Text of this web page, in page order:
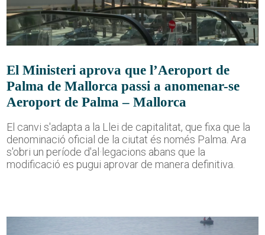
El Ministeri aprova que l’Aeroport de
Palma de Mallorca passi a anomenar-se
Aeroport de Palma – Mallorca
El canvi s'adapta a la Llei de capitalitat, que fixa que la
denominació oficial de la ciutat és només Palma. Ara
s'obri un període d'al·legacions abans que la
modificació es pugui aprovar de manera definitiva.